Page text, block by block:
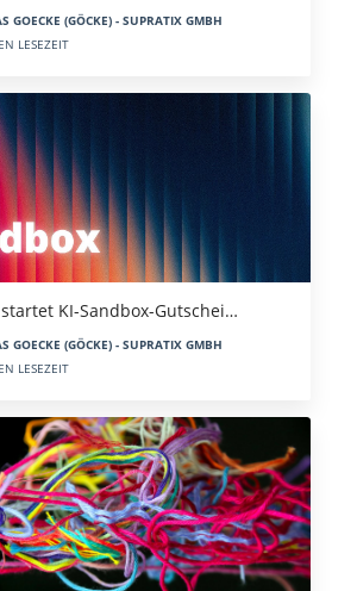
GOECKE (GÖCKE) - SUPRATIX GMBH
LESEZEIT
KI-Sandbox-Gutschei…
GOECKE (GÖCKE) - SUPRATIX GMBH
LESEZEIT